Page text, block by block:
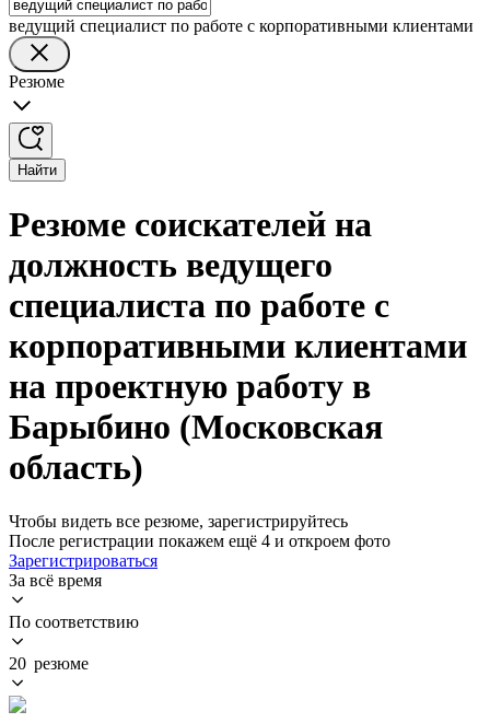
ведущий специалист по работе с корпоративными клиентами
Резюме
Найти
Резюме соискателей на
должность ведущего
специалиста по работе с
корпоративными клиентами
на проектную работу в
Барыбино (Московская
область)
Чтобы видеть все резюме, зарегистрируйтесь
После регистрации покажем ещё 4 и откроем фото
Зарегистрироваться
За всё время
По соответствию
20 резюме